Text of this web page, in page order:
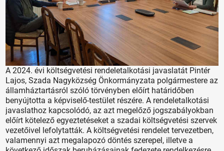
A 2024. évi költségvetési rendeletalkotási javaslatát Pintér
Lajos, Szada Nagyközség Önkormányzata polgármestere az
államháztartásról szóló törvényben előírt határidőben
benyújtotta a képviselő-testület részére. A rendeletalkotási
javaslathoz kapcsolódó, az azt megelőző jogszabályokban
előírt kötelező egyeztetéseket a szadai költségvetési szervek
vezetőivel lefolytatták. A költségvetési rendelet tervezetben,
valamennyi azt megalapozó döntés szerepel, illetve a